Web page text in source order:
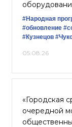
#Народная
#обновление
#Кузнецов
05.08.26
«Городская
очередной